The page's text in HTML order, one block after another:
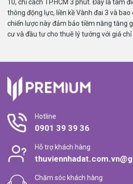
10, chỉ cách TP.HCM 3 phút. Đây là tâm
thông động lực, liền kề Vành đai 3 và bao
chiến lược này đảm bảo tiềm năng tăng
cư và đầu tư cho thuê lý tưởng với giá
Hotline
0901 39 39 36
Hỗ trợ khách hàng
Chăm sóc khách hàng